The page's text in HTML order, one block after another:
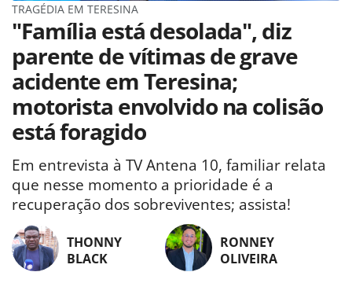
TRAGÉDIA EM TERESINA
"Família está desolada", diz
parente de vítimas de grave
acidente em Teresina;
motorista envolvido na colisão
está foragido
Em entrevista à TV Antena 10, familiar relata
que nesse momento a prioridade é a
recuperação dos sobreviventes; assista!
THONNY
BLACK
RONNEY
OLIVEIRA